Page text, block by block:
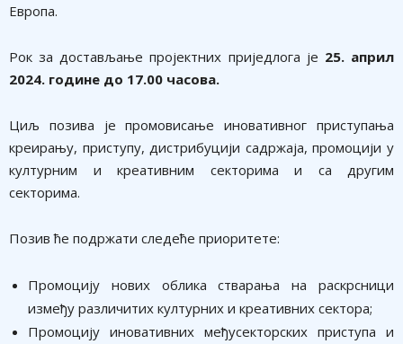
Европа.
Рок за достављање пројектних приједлога је 25. април
2024. године до 17.00 часова.
Циљ позива је промовисање иновативног приступања
креирању, приступу, дистрибуцији садржаја, промоцији у
културним и креативним секторима и са другим
секторима.
Позив ће подржати следеће приоритете:
Промоцију нових облика стварања на раскрсници
између различитих културних и креативних сектора;
Промоцију иновативних међусекторских приступа и